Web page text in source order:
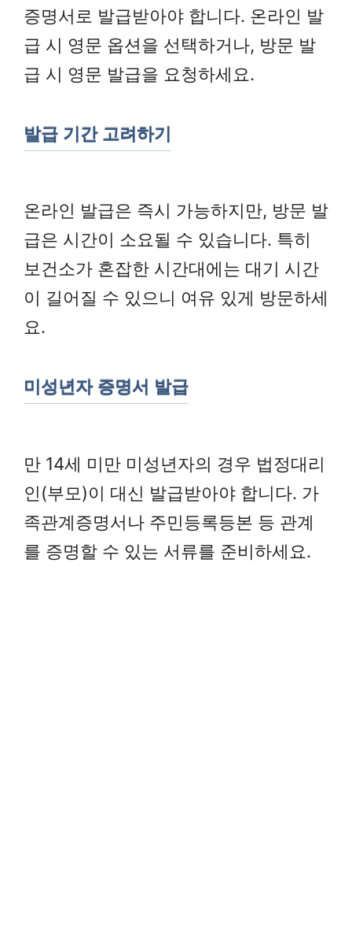
증명서로 발급받아야 합니다. 온라인 발
급 시 영문 옵션을 선택하거나, 방문 발
급 시 영문 발급을 요청하세요.
발급 기간 고려하기
온라인 발급은 즉시 가능하지만, 방문 발
급은 시간이 소요될 수 있습니다. 특히
보건소가 혼잡한 시간대에는 대기 시간
이 길어질 수 있으니 여유 있게 방문하세
요.
미성년자 증명서 발급
만 14세 미만 미성년자의 경우 법정대리
인(부모)이 대신 발급받아야 합니다. 가
족관계증명서나 주민등록등본 등 관계
를 증명할 수 있는 서류를 준비하세요.